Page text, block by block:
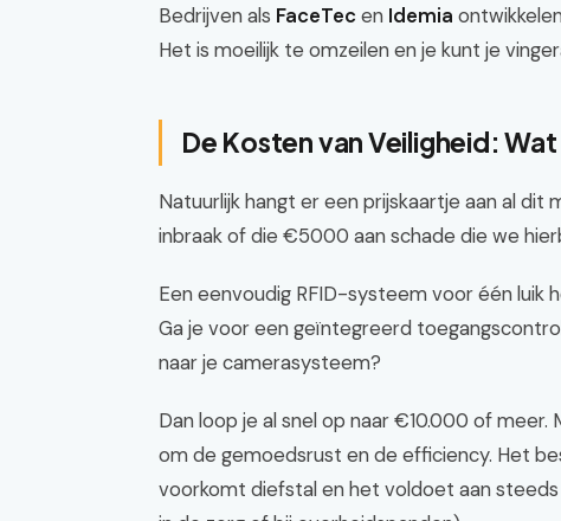
Bedrijven als FaceTec en Idemia
Het is moeilijk te omzeilen en je kunt je
De Kosten van Veiligheid:
Natuurlijk hangt er een prijskaartje aan al
inbraak of die €5000 aan schade die we
Een eenvoudig RFID-systeem voor één
Ga je voor een geïntegreerd
naar je camerasysteem?
Dan loop je al snel op naar €10.000 of
om de gemoedsrust en de efficiency. Het
voorkomt diefstal en het voldoet aan